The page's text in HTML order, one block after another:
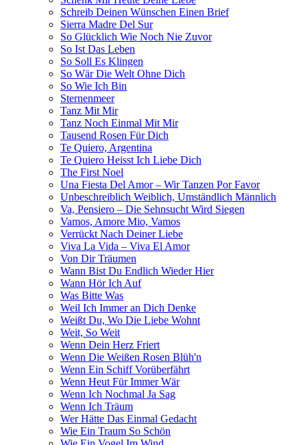
Schreib Deinen Wünschen Einen Brief
Sierra Madre Del Sur
So Glücklich Wie Noch Nie Zuvor
So Ist Das Leben
So Soll Es Klingen
So Wär Die Welt Ohne Dich
So Wie Ich Bin
Sternenmeer
Tanz Mit Mir
Tanz Noch Einmal Mit Mir
Tausend Rosen Für Dich
Te Quiero, Argentina
Te Quiero Heisst Ich Liebe Dich
The First Noel
Una Fiesta Del Amor – Wir Tanzen Por Favor
Unbeschreiblich Weiblich, Umständlich Männlich
Va, Pensiero – Die Sehnsucht Wird Siegen
Vamos, Amore Mio, Vamos
Verrückt Nach Deiner Liebe
Viva La Vida – Viva El Amor
Von Dir Träumen
Wann Bist Du Endlich Wieder Hier
Wann Hör Ich Auf
Was Bitte Was
Weil Ich Immer an Dich Denke
Weißt Du, Wo Die Liebe Wohnt
Weit, So Weit
Wenn Dein Herz Friert
Wenn Die Weißen Rosen Blüh'n
Wenn Ein Schiff Vorüberfährt
Wenn Heut Für Immer Wär
Wenn Ich Nochmal Ja Sag
Wenn Ich Träum
Wer Hätte Das Einmal Gedacht
Wie Ein Traum So Schön